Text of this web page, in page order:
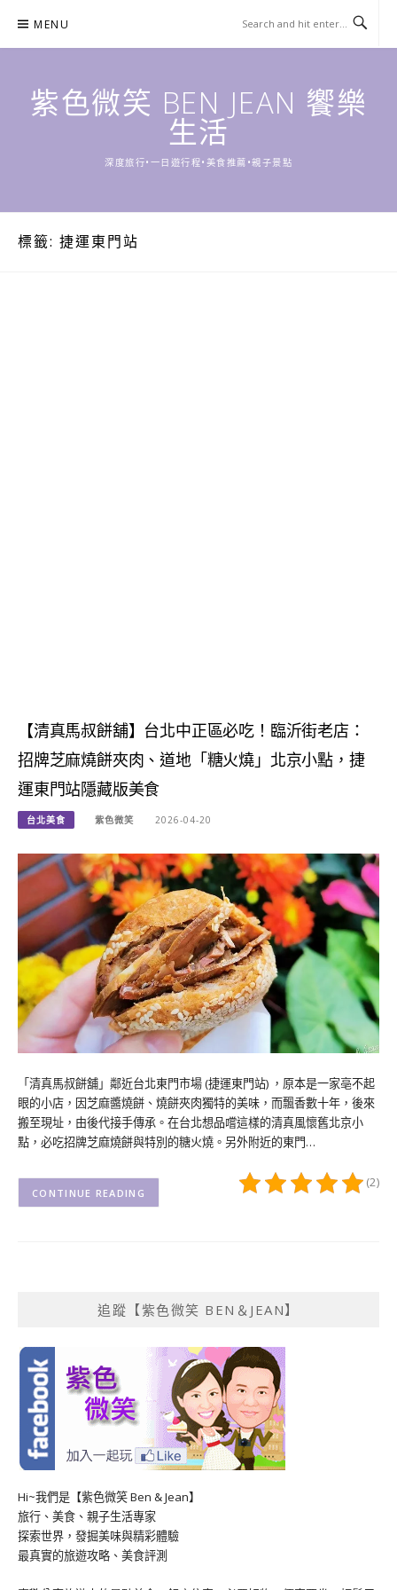
content
MENU
紫色微笑 BEN JEAN 饗樂
生活
深度旅行•一日遊行程•美食推薦•親子景點
標籤: 捷運東門站
【清真馬叔餅舖】台北中正區必吃！臨沂街老店：
招牌芝麻燒餅夾肉、道地「糖火燒」北京小點，捷
運東門站隱藏版美食
台北美食 紫色微笑 2026-04-20
「清真馬叔餅舖」鄰近台北東門市場 (捷運東門站) ，原本是一家亳不起
眼的小店，因芝麻醬燒餅、燒餅夾肉獨特的美味，而飄香數十年，後來
搬至現址，由後代接手傳承。在台北想品嚐這樣的清真風懷舊北京小
點，必吃招牌芝麻燒餅與特別的糖火燒。另外附近的東門…
(2)
CONTINUE READING
追蹤【紫色微笑 BEN＆JEAN】
Hi~我們是【紫色微笑 Ben & Jean】
旅行、美食、親子生活專家
探索世界，發掘美味與精彩體驗
最真實的旅遊攻略、美食評測